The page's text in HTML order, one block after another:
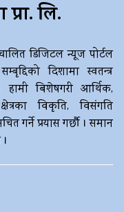
लि.
डिजिटल न्यूज पोर्टल
दिशामा स्वतन्त्र
हामी बिशेषगरी आर्थिक,
विकृति, विसंगति
गर्ने प्रयास गर्छौ । समान